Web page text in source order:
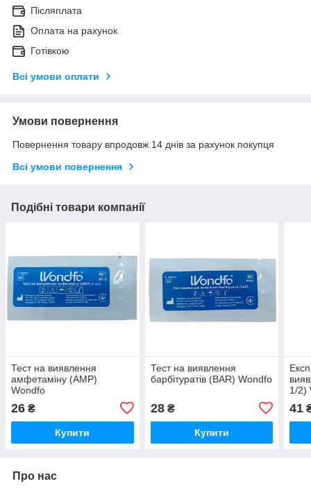
Післяплата
Оплата на рахунок
Готівкою
Всі умови оплати
Умови повернення
Повернення товару впродовж 14 днів за рахунок покупця
Всі умови повернення
Подібні товари компанії
Тест на виявлення
амфетаміну (AMP)
Wondfo
26 ₴
Купити
Тест на виявлення
барбітуратів (BAR) Wondfo
28₴
Купити
1/2)
41
Про нас